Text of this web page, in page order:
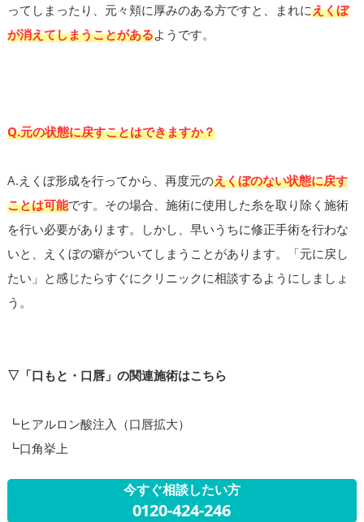
ってしまったり、元々頬に厚みのある方ですと、まれにえくぼ
が消えてしまうことがあるようです。
Q.元の状態に戻すことはできますか？
A.えくぼ形成を行ってから、再度元のえくぼのない状態に戻す
ことは可能です。その場合、施術に使用した糸を取り除く施術
を行い必要があります。しかし、早いうちに修正手術を行わな
いと、えくぼの癖がついてしまうことがあります。「元に戻し
たい」と感じたらすぐにクリニックに相談するようにしましょ
う。
▽「口もと・口唇」の関連施術はこちら
┗ヒアルロン酸注入（口唇拡大）
┗口角挙上
今すぐ相談したい方
0120-424-246